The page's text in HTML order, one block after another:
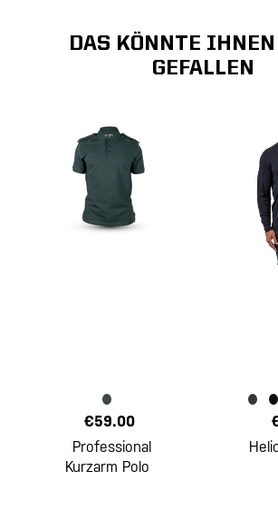
DAS KÖNNTE IHNEN
GEFALLEN
€59.00
Professional
Kurzarm Polo